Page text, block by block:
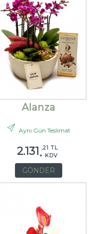
Alanza
Aynı Gün Teslimat
2.131 ,21 TL
+ KDV
GÖNDER